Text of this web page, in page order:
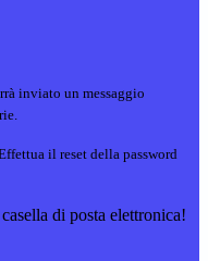
inviato un messaggio
il reset della password
di posta elettronica!